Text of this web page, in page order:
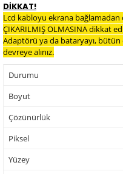
DİKKAT!
Lcd kabloyu ekrana bağlamadan
ÇIKARILMIŞ OLMASINA dikkat
Adaptörü ya da bataryayı, bütün
devreye alınız.
Durumu
Boyut
Çözünürlük
Piksel
Yüzey